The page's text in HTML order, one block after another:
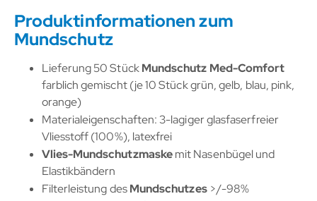
Produktinformationen zum
Mundschutz
Lieferung 50 StückMundschutz Med-Comfort
farblich gemischt (je 10 Stück grün, gelb, blau, pink,
orange)
Materialeigenschaften: 3-lagiger glasfaserfreier
Vliesstoff (100%), latexfrei
Vlies-Mundschutzmaskemit Nasenbügel und
Elastikbändern
Filterleistung desMundschutzes>/-98%